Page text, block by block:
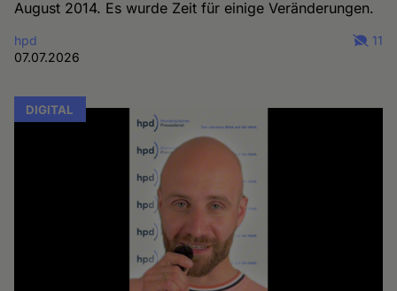
August 2014. Es wurde Zeit für einige Veränderungen.
hpd
07.07.2026
11
DIGITAL